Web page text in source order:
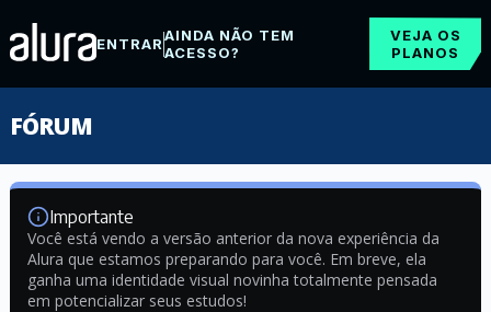
ENTRARAINDA NÃO TEM
ACESSO?
VEJA OS
PLANOS
FÓRUM
Importante
Você está vendo a versão anterior da nova experiência da
Alura que estamos preparando para você. Em breve, ela
ganha uma identidade visual novinha totalmente pensada
em potencializar seus estudos!